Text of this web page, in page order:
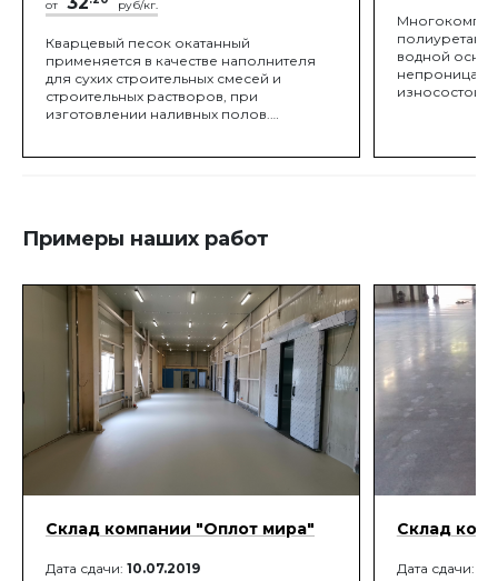
от руб/кг.
Кварцевый песок окатанный
применяется в качестве наполнителя
для сухих строительных смесей и
строительных растворов, при
изготовлении наливных полов.
водной
Примеры наших работ
Склад компании "Оплот мира"
Дата сдачи: 10.07.2019
Склад
Дата сдачи: